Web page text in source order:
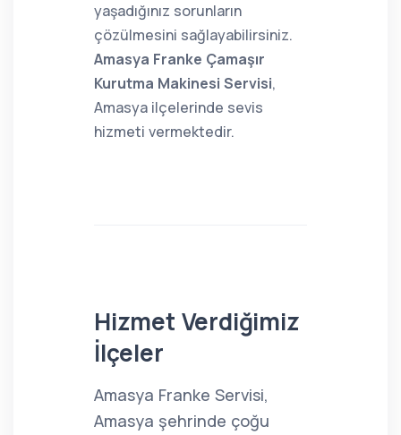
yaşadığınız sorunların
çözülmesini sağlayabilirsiniz.
Amasya Franke Çamaşır
Kurutma Makinesi Servisi,
Amasya ilçelerinde sevis
hizmeti vermektedir.
Hizmet Verdiğimiz
İlçeler
Amasya Franke Servisi,
Amasya şehrinde çoğu